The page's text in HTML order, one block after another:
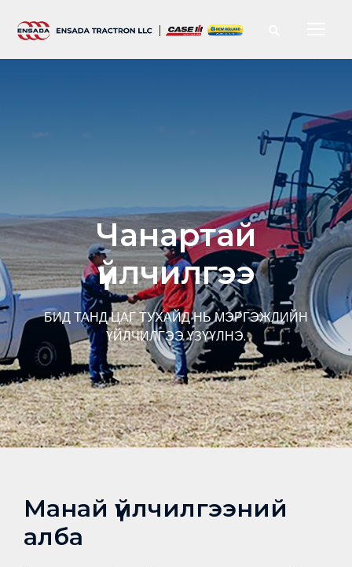
Чанартай
үйлчилгээ
БИД ТАНД ЦАГ ТУХАЙД НЬ МЭРГЭЖЛИЙН
ҮЙЛЧИЛГЭЭ ҮЗҮҮЛНЭ.
Манай үйлчилгээний
алба